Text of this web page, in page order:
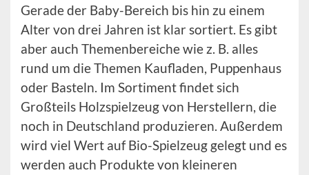
Gerade der Baby-Bereich bis hin zu einem
Alter von drei Jahren ist klar sortiert. Es gibt
aber auch Themenbereiche wie z. B. alles
rund um die Themen Kaufladen, Puppenhaus
oder Basteln. Im Sortiment findet sich
Großteils Holzspielzeug von Herstellern, die
noch in Deutschland produzieren. Außerdem
wird viel Wert auf Bio-Spielzeug gelegt und es
werden auch Produkte von kleineren